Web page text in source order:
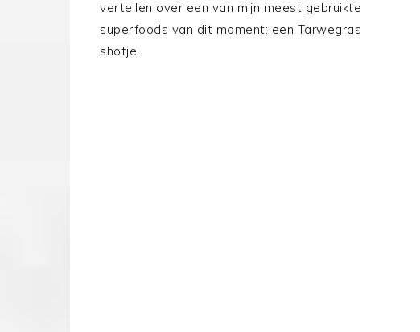
vertellen over een van mijn meest gebruikte
superfoods van dit moment: een Tarwegras
shotje.